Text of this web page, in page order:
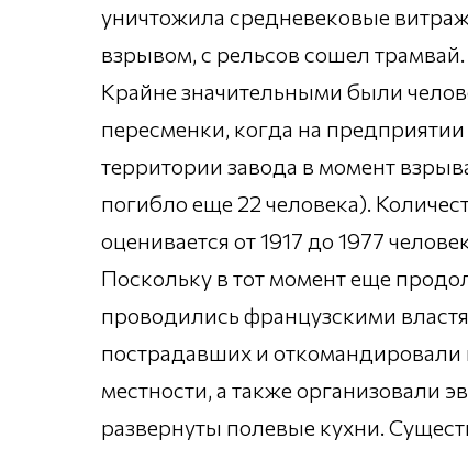
уничтожила средневековые
взрывом, с рельсов сошел
Крайне значительными были
пересменки, когда на
территории завода в момент
погибло еще 22 человека).
оценивается от 1917 до 1977
Поскольку в тот момент еще
проводились французскими
пострадавших и откомандировали
местности, а также организовали
развернуты полевые кухни.